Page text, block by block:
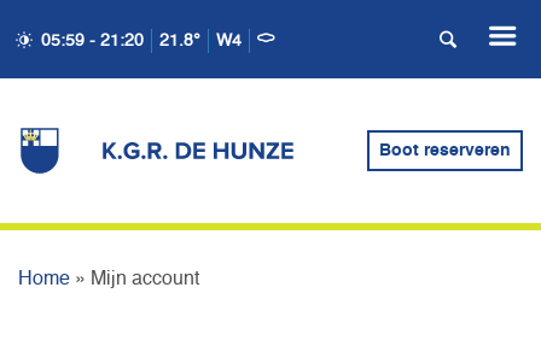
05:59 - 21:20 21.8° W4
Boot reserveren
Home » Mijn account